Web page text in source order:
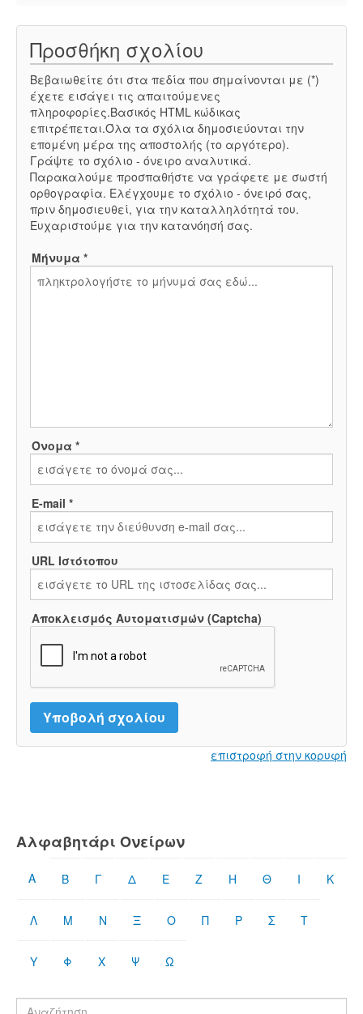
Προσθήκη σχολίου
Βεβαιωθείτε ότι στα πεδία που σημαίνονται με (*)
έχετε εισάγει τις απαιτούμενες
πληροφορίες.Βασικός HTML κώδικας
επιτρέπεται.Όλα τα σχόλια δημοσιεύονται την
επομένη μέρα της αποστολής (το αργότερο).
Γράψτε το σχόλιο - όνειρο αναλυτικά.
Παρακαλούμε προσπαθήστε να γράφετε με σωστή
ορθογραφία. Ελέγχουμε το σχόλιο - όνειρό σας,
πριν δημοσιευθεί, για την καταλληλότητά του.
Ευχαριστούμε για την κατανόησή σας.
Μήνυμα *
Όνομα *
E-mail *
URL Ιστότοπου
Αποκλεισμός Αυτοματισμών (Captcha)
επιστροφή στην κορυφή
Αλφαβητάρι Ονείρων
Α Β Γ Δ Ε Ζ Η Θ Ι Κ
Λ Μ Ν Ξ Ο Π Ρ Σ Τ
Υ Φ Χ Ψ Ω
Βρες